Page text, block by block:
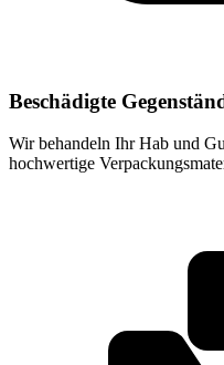
Beschädigte
Wir behandeln Ihr Hab und
hochwertige